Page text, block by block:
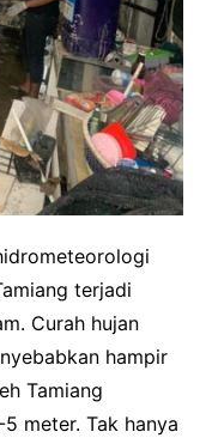
terjadi
Curah hujan
hampir
Tamiang
meter. Tak hanya